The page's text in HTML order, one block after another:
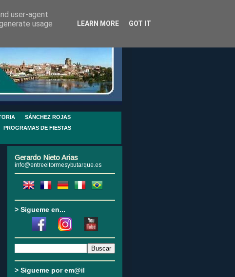
SÁNCHEZ ROJAS
PROGRAMAS DE FIESTAS
Gerardo Nieto Arias
info@entreeltormesybutarque.es
> Sigueme en...
> Sigueme por em@il
user-agent
usage
LEARN MORE GOT IT